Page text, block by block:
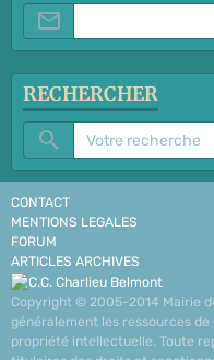
RECHERCHER
CONTACT
MENTIONS LEGALES
FORUM
ARTICLES ARCHIVES
Copyright © 2005-2014 Mairie
généralement les ressources
propriété intellectuelle. Toute